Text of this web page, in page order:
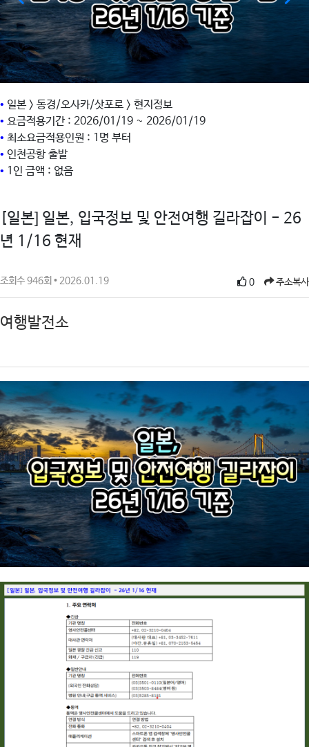
• 일본 > 동경/오사카/삿포로 > 현지정보
• 요금적용기간 : 2026/01/19 ~ 2026/01/19
• 최소요금적용인원 : 1명 부터
• 인천공항 출발
• 1인 금액 : 없음
[일본] 일본, 입국정보 및 안전여행 길라잡이 - 26
년 1/16 현재
조회수 946회 • 2026.01.19 0 주소복사
여행발전소